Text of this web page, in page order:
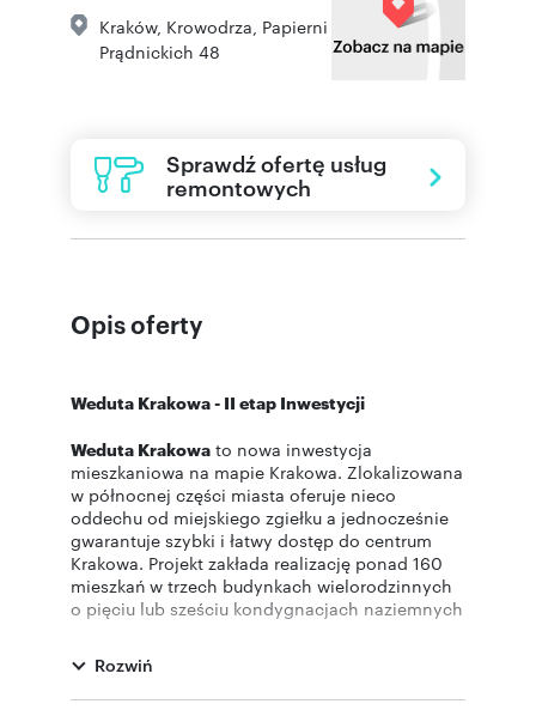
Kraków, Krowodrza, Papierni
Prądnickich 48
Sprawdź ofertę usług
remontowych
Opis oferty
Weduta Krakowa - II etap Inwestycji
Weduta Krakowa to nowa inwestycja
mieszkaniowa na mapie Krakowa. Zlokalizowana
w północnej części miasta oferuje nieco
oddechu od miejskiego zgiełku a jednocześnie
gwarantuje szybki i łatwy dostęp do centrum
Krakowa. Projekt zakłada realizację ponad 160
mieszkań w trzech budynkach wielorodzinnych
o pięciu lub sześciu kondygnacjach naziemnych
WEDUTA CZYLI WIDOK
Rozwiń